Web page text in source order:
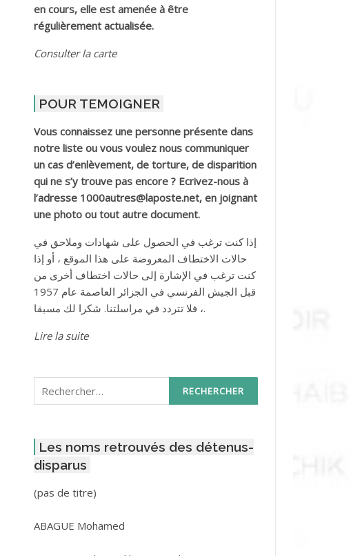
en cours, elle est amenée à être
régulièrement actualisée.
Consulter la carte
POUR TEMOIGNER
Vous connaissez une personne présente dans
notre liste ou vous voulez nous communiquer
un cas d’enlèvement, de torture, de disparition
qui ne s’y trouve pas encore ? Ecrivez-nous à
l’adresse 1000autres@laposte.net, en joignant
une photo ou tout autre document.
إذا كنت ترغب في الحصول على شهادات وملاحق في
حالات الاختطاف المعروضة على هذا الموقع ، أو إذا
كنت ترغب في الإشارة إلى حالات اختطاف أخرى من
قبل الجيش الفرنسي في الجزائر العاصمة عام 1957
، فلا تتردد في مراسلتنا. شكرا لك مسبقا.
Lire la suite
Rechercher :
Les noms retrouvés des détenus-
disparus
(pas de titre)Post
3416
ABAGUE Mohamed